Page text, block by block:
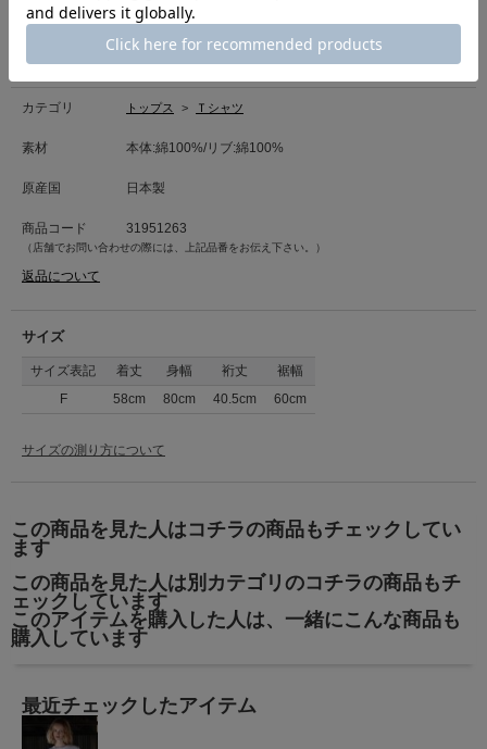
H.A.Kらしいデイジーモチーフの中に、様々なハローキティを散りばめたデ
油絵タッチがH.A.Kらしいこだわりになっております。
後ろ衿ぐりにゴールドプレートを施し、H.A.Kらしさを加えた１枚です。
肌なじみの良い優しいタッチが特徴の綿100%素材のカットソー生地。
■洗濯表記■手洗い
カテゴリ トップス > Ｔシャツ
素材 本体:綿100%/リブ:綿100%
原産国 日本製
商品コード 31951263
（店舗でお問い合わせの際には、上記品番をお伝え下さい。）
返品について
サイズ
サイズ表記 着丈 身幅 裄丈
裾幅
F
58cm 80cm 40.5cm 60cm
サイズの測り方について
この商品を見た人はコチラの商品もチェックしてい
ます
この商品を見た人は別カテゴリのコチラの商品もチ
ェックしています
このアイテムを購入した人は、一緒にこんな商品も
購入しています
最近チェックしたアイテム